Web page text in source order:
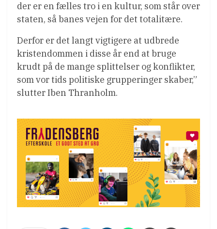
der er en fælles tro i en kultur, som står over
staten, så banes vejen for det totalitære.
Derfor er det langt vigtigere at udbrede
kristendommen i disse år end at bruge
krudt på de mange splittelser og konflikter,
som vor tids politiske grupperinger skaber,”
slutter Iben Thranholm.